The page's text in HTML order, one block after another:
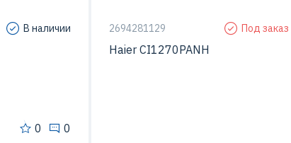
В наличии
0 0
2694281129 Под заказ
Haier CI1270PANH